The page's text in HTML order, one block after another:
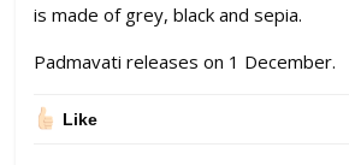
is made of grey, black and sepia.
Padmavati releases on 1 December.
Like